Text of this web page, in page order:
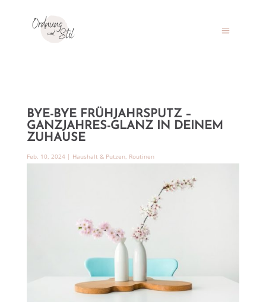
BYE-BYE FRÜHJAHRSPUTZ –
GANZJAHRES-GLANZ IN DEINEM
ZUHAUSE
Feb. 10, 2024| Haushalt & Putzen, Routinen